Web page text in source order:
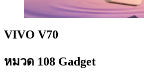
VIVO V70
หมวด 108 Gadget